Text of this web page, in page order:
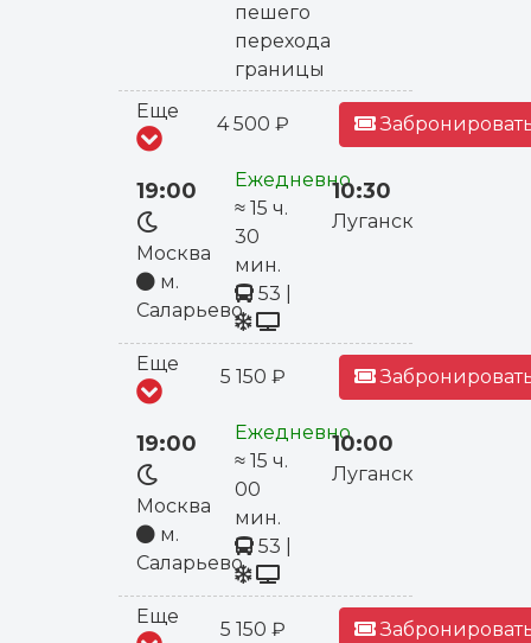
пешего
перехода
границы
Еще
4 500 ₽
19:00
Москва
м.
Саларьево
Ежедневно
≈ 15 ч.
30
мин.
53
10:30
Луганск
Еще
5 150 ₽
19:00
Москва
м.
Саларьево
Ежедневно
≈ 15 ч.
00
мин.
53
10:00
Луганск
Еще
5 150 ₽